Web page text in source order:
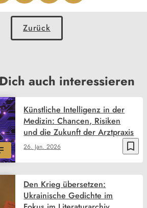
Zurück
auch interessieren
bookmark_border
26. Jan. 2026
Künstliche Intelligenz in der
Medizin: Chancen, Risiken
und die Zukunft der Arztpraxis
Den Krieg übersetzen:
Ukrainische Gedichte im